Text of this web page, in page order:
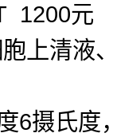
1200元
上清液
6摄氏度